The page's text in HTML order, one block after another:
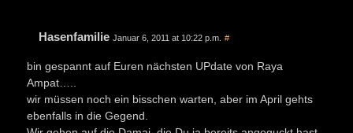
Hasenfamilie Januar 6, 2011 at 10:22 p.m. #
bin gespannt auf Euren nächsten UPdate von Raya
Ampat…..
wir müssen noch ein bisschen warten, aber im April gehts
ebenfalls in die Gegend.